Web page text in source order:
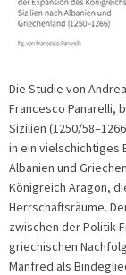
Die Studie von
Francesco Panarelli,
Sizilien (1250/
in ein vielschichtiges
Albanien und
Königreich Aragon,
Herrschaftsräume.
zwischen der Politik
griechischen
Manfred als